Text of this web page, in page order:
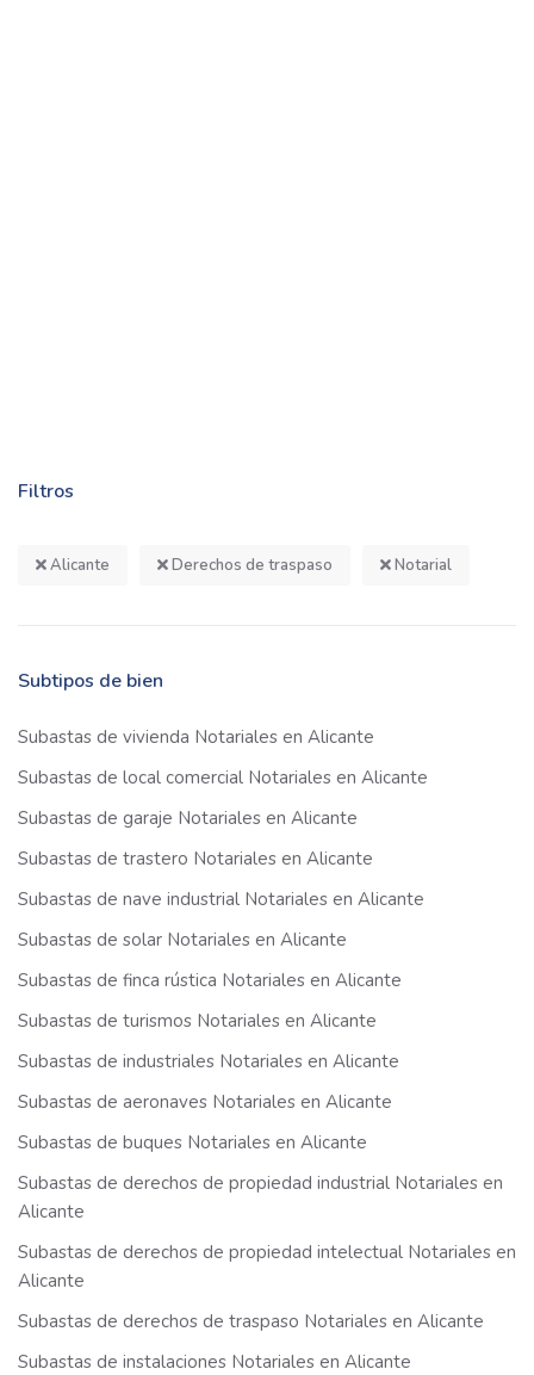
Filtros
Alicante Derechos de traspaso Notarial
Subtipos de bien
Subastas de vivienda Notariales en Alicante
Subastas de local comercial Notariales en Alicante
Subastas de garaje Notariales en Alicante
Subastas de trastero Notariales en Alicante
Subastas de nave industrial Notariales en Alicante
Subastas de solar Notariales en Alicante
Subastas de finca rústica Notariales en Alicante
Subastas de turismos Notariales en Alicante
Subastas de industriales Notariales en Alicante
Subastas de aeronaves Notariales en Alicante
Subastas de buques Notariales en Alicante
Subastas de derechos de propiedad industrial Notariales en
Alicante
Subastas de derechos de propiedad intelectual Notariales en
Alicante
Subastas de derechos de traspaso Notariales en Alicante
Subastas de instalaciones Notariales en Alicante